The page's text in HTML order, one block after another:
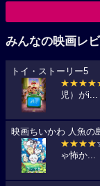
みんなの映画レ
トイ・ストーリー5
児）がi...
映画ちいかわ 人魚の
★★★★
ゃ怖か...